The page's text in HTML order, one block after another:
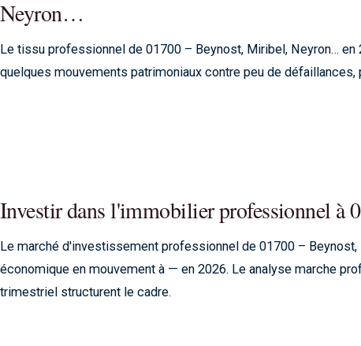
Neyron…
Le tissu professionnel de 01700 – Beynost, Miribel, Neyron… en
quelques mouvements patrimoniaux contre peu de
Investir dans l'immobilier professionnel
Le marché d'investissement professionnel de 01700 –
économique en mouvement à — en 2026. Le analyse marche
trimestriel structurent le cadre.